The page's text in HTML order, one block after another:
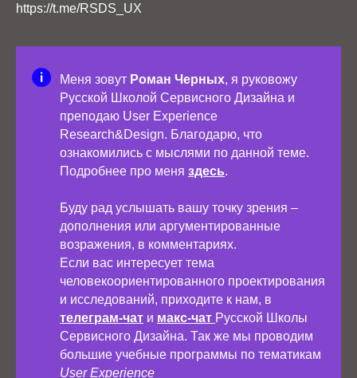
https://t.me/RSDS_UX
Меня зовут Роман Черных, я руковожу
Русской Школой Сервисного Дизайна и
преподаю User Experience
Research&Design. Благодарю, что
ознакомились с мыслями по данной теме.
Подробнее про меня здесь.
Буду рад услышать вашу точку зрения –
дополнения или аргументированные
возражения, в комментариях.
Если вас интересует тема
человекоориентированного проектирования
и исследований, приходите к нам, в
телеграм-чат и макс-чат Русской Школы
Сервисного Дизайна. Так же мы проводим
большие учебные программы по тематикам
User Experience